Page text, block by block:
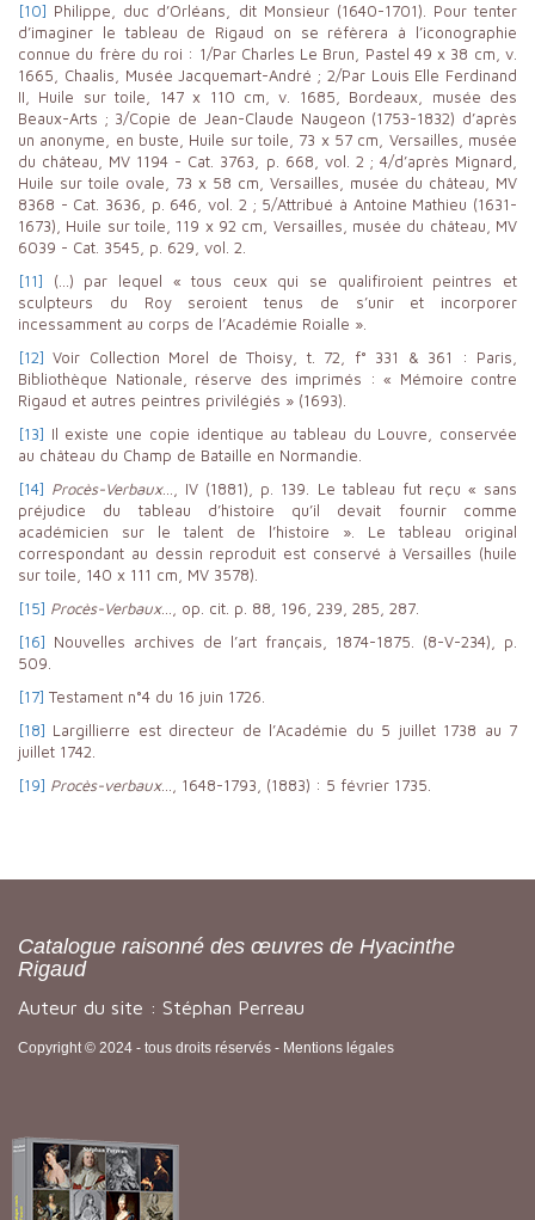
[10] Philippe, duc d’Orléans, dit Monsieur (1640-1701). Pour tenter
d’imaginer le tableau de Rigaud on se réfèrera à l’iconographie
connue du frère du roi : 1/Par Charles Le Brun, Pastel 49 x 38 cm, v.
1665, Chaalis, Musée Jacquemart-André ; 2/Par Louis Elle Ferdinand
II, Huile sur toile, 147 x 110 cm, v. 1685, Bordeaux, musée des
Beaux-Arts ; 3/Copie de Jean-Claude Naugeon (1753-1832) d’après
un anonyme, en buste, Huile sur toile, 73 x 57 cm, Versailles, musée
du château, MV 1194 - Cat. 3763, p. 668, vol. 2 ; 4/d’après Mignard,
Huile sur toile ovale, 73 x 58 cm, Versailles, musée du château, MV
8368 - Cat. 3636, p. 646, vol. 2 ; 5/Attribué à Antoine Mathieu (1631-
1673), Huile sur toile, 119 x 92 cm, Versailles, musée du château, MV
6039 - Cat. 3545, p. 629, vol. 2.
[11] (…) par lequel « tous ceux qui se qualifiroient peintres et
sculpteurs du Roy seroient tenus de s’unir et incorporer
incessamment au corps de l’Académie Roialle ».
[12] Voir Collection Morel de Thoisy, t. 72, f° 331 & 361 : Paris,
Bibliothèque Nationale, réserve des imprimés : « Mémoire contre
Rigaud et autres peintres privilégiés » (1693).
[13] Il existe une copie identique au tableau du Louvre, conservée
au château du Champ de Bataille en Normandie.
[14] Procès-Verbaux…, IV (1881), p. 139. Le tableau fut reçu « sans
préjudice du tableau d’histoire qu’il devait fournir comme
académicien sur le talent de l’histoire ». Le tableau original
correspondant au dessin reproduit est conservé à Versailles (huile
sur toile, 140 x 111 cm, MV 3578).
[15] Procès-Verbaux…, op. cit. p. 88, 196, 239, 285, 287.
[16] Nouvelles archives de l’art français, 1874-1875. (8-V-234), p.
509.
[17] Testament n°4 du 16 juin 1726.
[18] Largillierre est directeur de l’Académie du 5 juillet 1738 au 7
juillet 1742.
[19] Procès-verbaux…, 1648-1793, (1883) : 5 février 1735.
Catalogue raisonné des œuvres de Hyacinthe
Rigaud
Auteur du site : Stéphan Perreau
Copyright © 2024 - tous droits réservés - Mentions légales